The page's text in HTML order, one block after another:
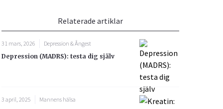
Rörelseapparaten
Sex & Samliv
Sömn & Stress
Relaterade artiklar
31 mars, 2026
Depression & Ångest
Depression (MADRS): testa dig själv
3 april, 2025
Mannens hälsa